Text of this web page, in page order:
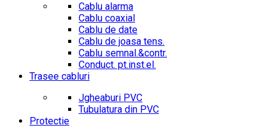
Cablu alarma
Cablu coaxial
Cablu de date
Cablu de joasa tens.
Cablu semnal.&contr.
Conduct. pt.inst.el.
Trasee cabluri
Jgheaburi PVC
Tubulatura din PVC
Protectie